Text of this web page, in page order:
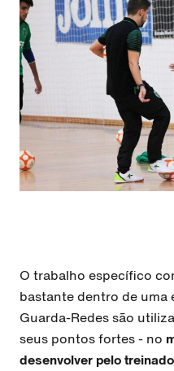
O trabalho específico
bastante dentro de uma
Guarda-Redes são
seus pontos fortes - no
desenvolver pelo